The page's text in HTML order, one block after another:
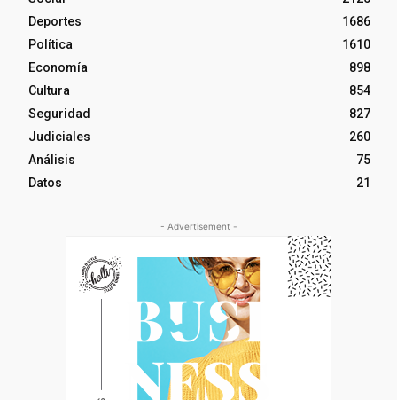
Deportes
1686
Política
1610
Economía
898
Cultura
854
Seguridad
827
Judiciales
260
Análisis
75
Datos
21
- Advertisement -